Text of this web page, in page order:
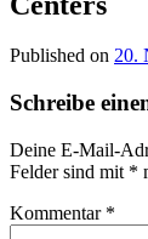
Published on 20.
Schreibe
Deine E-Mail-
Felder sind mit *
Kommentar *